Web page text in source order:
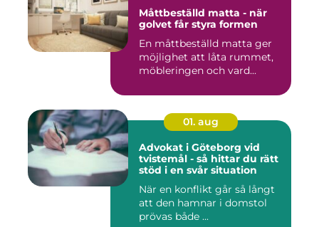
Måttbeställd matta - när
golvet får styra formen
En måttbeställd matta ger
möjlighet att låta rummet,
möbleringen och vard...
01. aug
Advokat i Göteborg vid
tvistemål - så hittar du rätt
stöd i en svår situation
När en konflikt går så långt
att den hamnar i domstol
prövas både ...